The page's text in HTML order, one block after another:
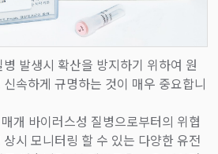
발생시 확산을 방지하기 위하여 원
속하게 규명하는 것이 매우 중요합니
개 바이러스성 질병으로부터의 위협
시 모니터링 할 수 있는 다양한 유전